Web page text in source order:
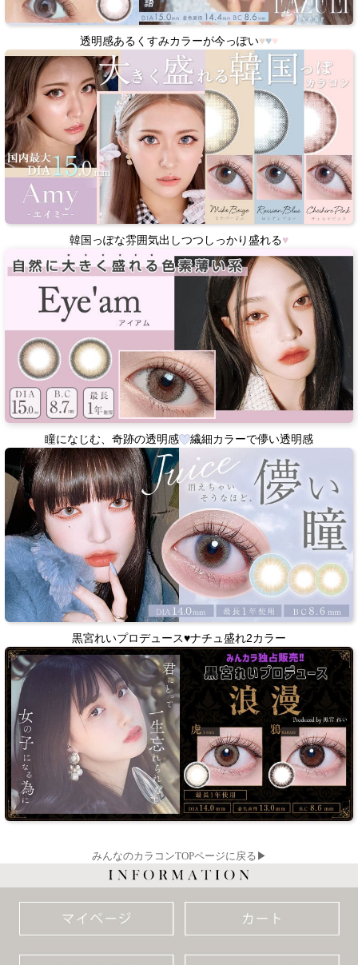
透明感あるくすみカラーが今っぽい♥♥♥
韓国っぽな雰囲気出しつつしっかり盛れる♥
瞳になじむ、奇跡の透明感 繊細カラーで儚い透明感
黒宮れいプロデュース♥ナチュ盛れ2カラー
みんなのカラコンTOPページに戻る▶